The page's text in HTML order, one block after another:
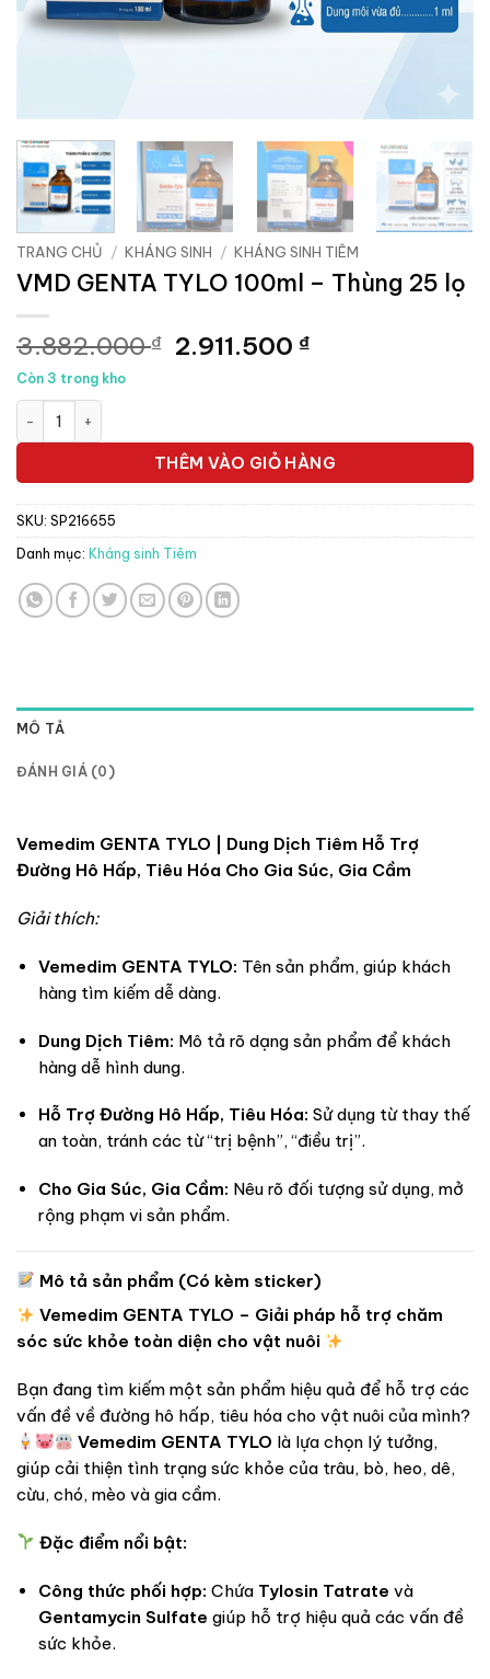
TRANG CHỦ / KHÁNG SINH / KHÁNG SINH TIÊM
VMD GENTA TYLO 100ml – Thùng 25 lọ
3.882.000₫ Giá
2.911.500 ₫Giá
2.911.500 ₫.
Còn 3 trong kho
THÊM VÀO GIỎ HÀNG
SKU: SP216655
Danh mục: Kháng sinh Tiêm
MÔ TẢ
ĐÁNH GIÁ (0)
Vemedim GENTA TYLO | Dung Dịch Tiêm Hỗ Trợ
Đường Hô Hấp, Tiêu Hóa Cho Gia Súc, Gia Cầm
Giải thích:
Vemedim GENTA TYLO: Tên sản phẩm, giúp khách
hàng tìm kiếm dễ dàng.
Dung Dịch Tiêm: Mô tả rõ dạng sản phẩm để khách
hàng dễ hình dung.
Hỗ Trợ Đường Hô Hấp, Tiêu Hóa: Sử dụng từ thay thế
an toàn, tránh các từ “trị bệnh”, “điều trị”.
Cho Gia Súc, Gia Cầm: Nêu rõ đối tượng sử dụng, mở
rộng phạm vi sản phẩm.
Mô tả sản phẩm (Có kèm sticker)
Vemedim GENTA TYLO – Giải pháp hỗ trợ chăm
sóc sức khỏe toàn diện cho vật nuôi
Bạn đang tìm kiếm một sản phẩm hiệu quả để hỗ trợ các
vấn đề về đường hô hấp, tiêu hóa cho vật nuôi của mình?
Vemedim GENTA TYLO là lựa chọn lý tưởng,
giúp cải thiện tình trạng sức khỏe của trâu, bò, heo, dê,
cừu, chó, mèo và gia cầm.
Đặc điểm nổi bật:
Công thức phối hợp: Chứa Tylosin Tatrate và
Gentamycin Sulfate giúp hỗ trợ hiệu quả các vấn đề
sức khỏe.